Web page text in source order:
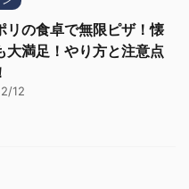
リの食卓で無限ピザ！懐
大満足！やり方と注意点
12